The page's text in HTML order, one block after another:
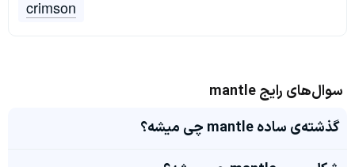
crimson
سوال‌های رایج mantle
گذشته‌ی ساده mantle چی میشه؟